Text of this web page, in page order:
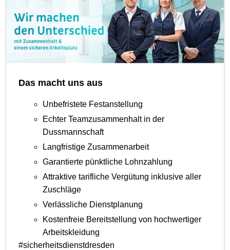
Das macht uns aus
Unbefristete Festanstellung
Echter Teamzusammenhalt in der
Dussmannschaft
Langfristige Zusammenarbeit
Garantierte pünktliche Lohnzahlung
Attraktive tarifliche Vergütung inklusive aller
Zuschläge
Verlässliche Dienstplanung
Kostenfreie Bereitstellung von hochwertiger
Arbeitskleidung
#sicherheitsdienstdresden